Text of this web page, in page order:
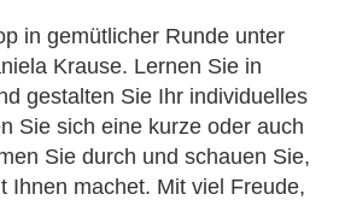
in gemütlicher Runde unter
Krause. Lernen Sie in
gestalten Sie Ihr individuelles
Sie sich eine kurze oder auch
Sie durch und schauen Sie,
Ihnen machet. Mit viel Freude,